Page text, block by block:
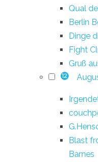
Qual
Berlin
Dinge
Fight
Gruß
12
Blast
Barnes